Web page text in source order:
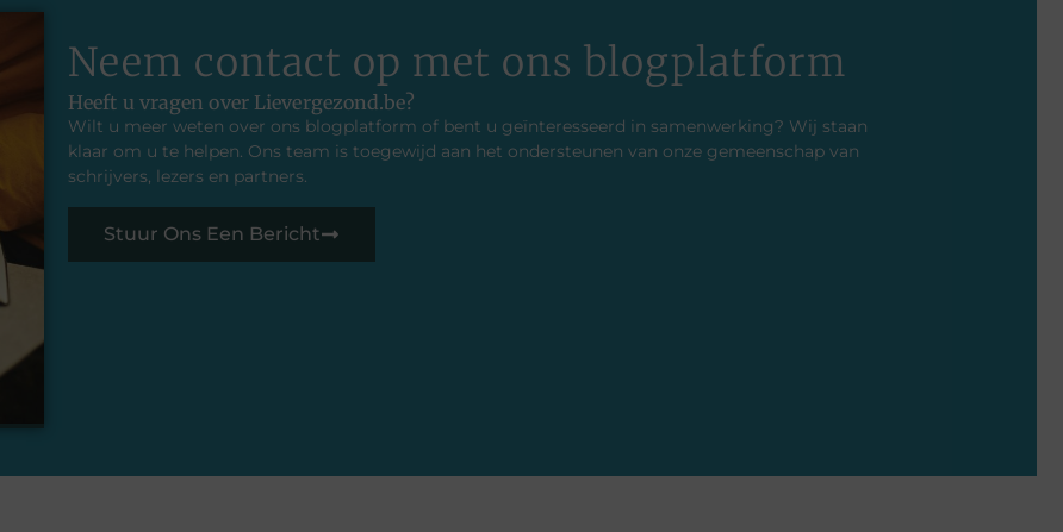
Neem contact op met ons blogplatform
Heeft u vragen over Lievergezond.be?
Wilt u meer weten over ons blogplatform of bent u geïnteresseerd in samenwerking? Wij staan
klaar om u te helpen. Ons team is toegewijd aan het ondersteunen van onze gemeenschap van
schrijvers, lezers en partners.
Stuur Ons Een Bericht